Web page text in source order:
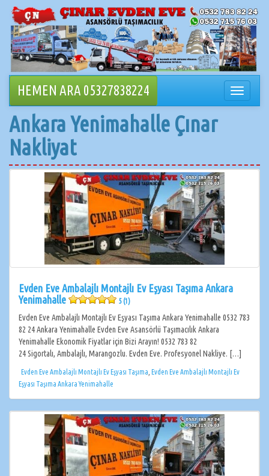
İçeriğe
geçin
HEMEN ARA 05327838224
değiştir
Ankara Yenimahalle Çınar
Nakliyat
Evden Eve Ambalajlı Montajlı Ev Eşyası Taşıma Ankara
Yenimahalle
5 (1)
Evden Eve Ambalajlı Montajlı Ev Eşyası Taşıma Ankara Yenimahalle 0532 783
82 24 Ankara Yenimahalle Evden Eve Asansörlü Taşımacılık Ankara
Yenimahalle Ekonomik Fiyatlar için Bizi Arayın! 0532 783 82
24 Sigortalı, Ambalajlı, Marangozlu. Evden Eve. Profesyonel Nakliye. […]
Evden Eve Ambalajlı Montajlı Ev Eşyası Taşıma
Evden Eve Ambalajlı Montajlı Ev
Eşyası Taşıma Ankara Yenimahalle